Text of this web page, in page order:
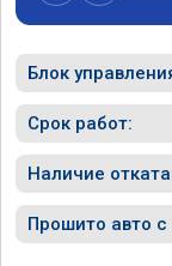
Блок
Срок работ:
Наличие
Прошито авто